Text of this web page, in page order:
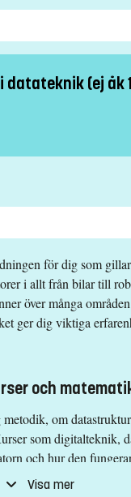
Datateknik
datateknik (ej åk
för dig som
i allt från bilar till
över många
ger dig viktiga
och
om
som digitalteknik,
och hur den
och
Visa mer